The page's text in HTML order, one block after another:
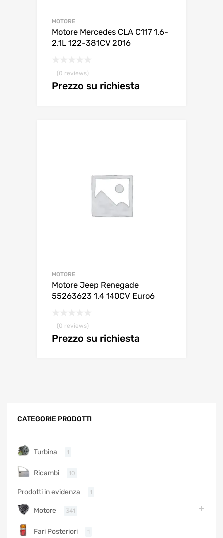
MOTORE
Motore Mercedes CLA C117 1.6-
2.1L 122-381CV 2016
(0 reviews)
Prezzo su richiesta
MOTORE
Motore Jeep Renegade
55263623 1.4 140CV Euro6
(0 reviews)
Prezzo su richiesta
CATEGORIE PRODOTTI
Turbina 1
Ricambi 10
Prodotti in evidenza 1
Motore 341
Fari Posteriori 1